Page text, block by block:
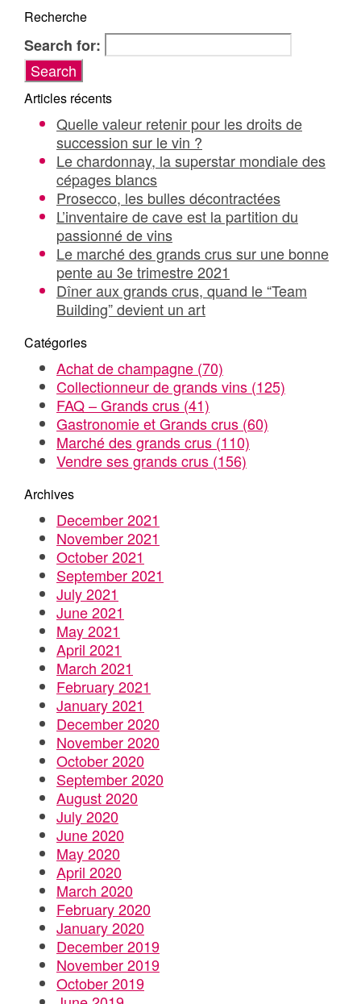
Recherche
Search for:
Articles récents
Quelle valeur retenir pour les droits de
succession sur le vin ?
Le chardonnay, la superstar mondiale des
cépages blancs
Prosecco, les bulles décontractées
L’inventaire de cave est la partition du
passionné de vins
Le marché des grands crus sur une bonne
pente au 3e trimestre 2021
Dîner aux grands crus, quand le “Team
Building” devient un art
Catégories
Achat de champagne (70)
Collectionneur de grands vins (125)
FAQ – Grands crus (41)
Gastronomie et Grands crus (60)
Marché des grands crus (110)
Vendre ses grands crus (156)
Archives
December 2021
November 2021
October 2021
September 2021
July 2021
June 2021
May 2021
April 2021
March 2021
February 2021
January 2021
December 2020
November 2020
October 2020
September 2020
August 2020
July 2020
June 2020
May 2020
April 2020
March 2020
February 2020
January 2020
December 2019
November 2019
October 2019